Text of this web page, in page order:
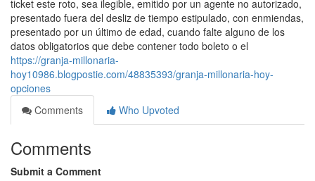
ticket este roto, sea ilegible, emitido por un agente no autorizado,
presentado fuera del desliz de tiempo estipulado, con enmiendas,
presentado por un último de edad, cuando falte alguno de los
datos obligatorios que debe contener todo boleto o el
https://granja-millonaria-
hoy10986.blogpostie.com/48835393/granja-millonaria-hoy-
opciones
Comments
Who Upvoted
Comments
Submit a Comment